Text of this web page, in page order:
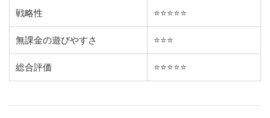
戦略性 ⭐️⭐️⭐️⭐️⭐️
無課金の遊びやすさ ⭐️⭐️⭐️
総合評価 ⭐️⭐️⭐️⭐️⭐️